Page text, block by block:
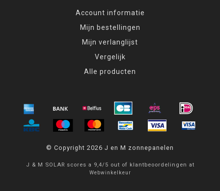
Account informatie
Mijn bestellingen
Mijn verlanglijst
Vergelijk
Alle producten
© Copyright 2026 J en M zonnepanelen
J & M SOLAR scores a 9,4/ 5 out of klantbeoordelingen at
Webwinkelkeur